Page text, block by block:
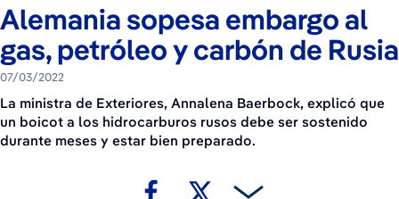
Alemania sopesa embargo al
gas, petróleo y carbón de Rusia
07/03/2022
La ministra de Exteriores, Annalena Baerbock, explicó que
un boicot a los hidrocarburos rusos debe ser sostenido
durante meses y estar bien preparado.